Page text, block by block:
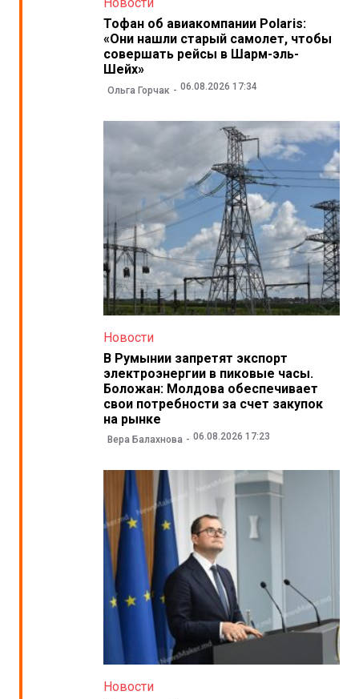
Новости
Тофан об авиакомпании Polaris:
«Они нашли старый самолет, чтобы
совершать рейсы в Шарм-эль-
Шейх»
Ольга Горчак 06.08.2026 17:34
Новости
В Румынии запретят экспорт
электроэнергии в пиковые часы.
Боложан: Молдова обеспечивает
свои потребности за счет закупок
на рынке
Вера Балахнова 06.08.2026 17:23
Новости